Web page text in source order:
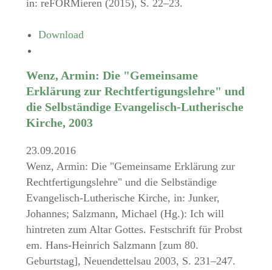
in: reFORMieren (2015), S. 22–23.
Download
Wenz, Armin: Die "Gemeinsame
Erklärung zur Rechtfertigungslehre" und
die Selbständige Evangelisch-Lutherische
Kirche, 2003
23.09.2016
Wenz, Armin: Die "Gemeinsame Erklärung zur
Rechtfertigungslehre" und die Selbständige
Evangelisch-Lutherische Kirche, in: Junker,
Johannes; Salzmann, Michael (Hg.): Ich will
hintreten zum Altar Gottes. Festschrift für Probst
em. Hans-Heinrich Salzmann [zum 80.
Geburtstag], Neuendettelsau 2003, S. 231–247.